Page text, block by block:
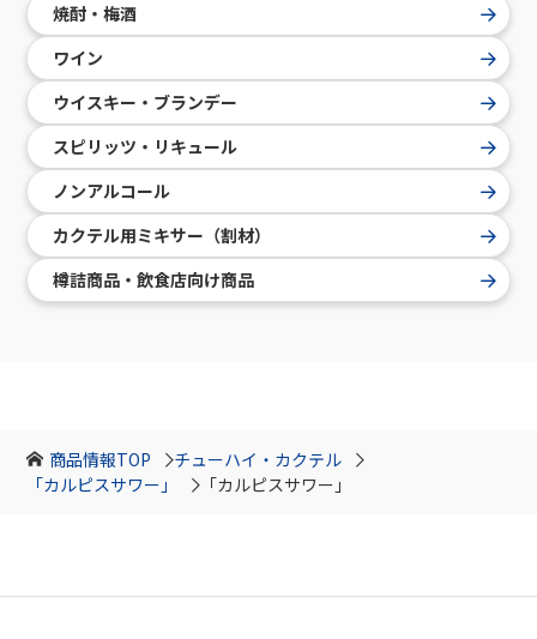
商品情報TOP
チューハイ・カクテル
「カルピスサワー」
「カルピスサワー」
焼酎・梅酒
ワイン
ウイスキー・ブランデー
スピリッツ・リキュール
ノンアルコール
カクテル用ミキサー（割材）
樽詰商品・飲食店向け商品